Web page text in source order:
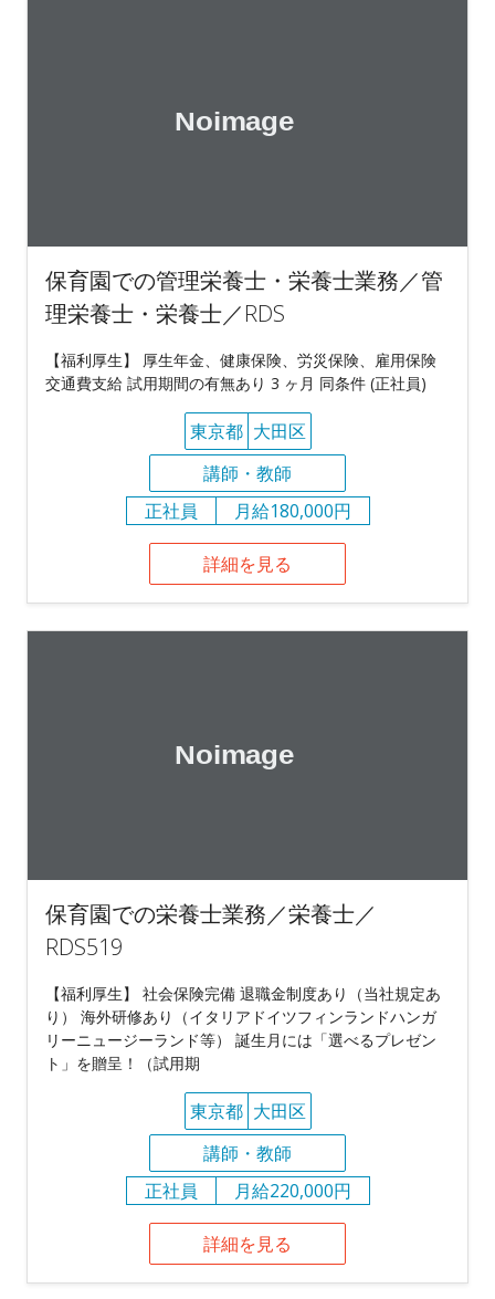
保育園での管理栄養士・栄養士業務／管
理栄養士・栄養士／RDS
【福利厚生】 厚生年金、健康保険、労災保険、雇用保険
交通費支給 試用期間の有無あり 3 ヶ月 同条件 (正社員)
東京都 大田区
講師・教師
正社員
月給180,000円
詳細を見る
保育園での栄養士業務／栄養士／
RDS519
【福利厚生】 社会保険完備 退職金制度あり（当社規定あ
り） 海外研修あり（イタリアドイツフィンランドハンガ
リーニュージーランド等） 誕生月には「選べるプレゼン
ト」を贈呈！（試用期
東京都 大田区
講師・教師
正社員
月給220,000円
詳細を見る